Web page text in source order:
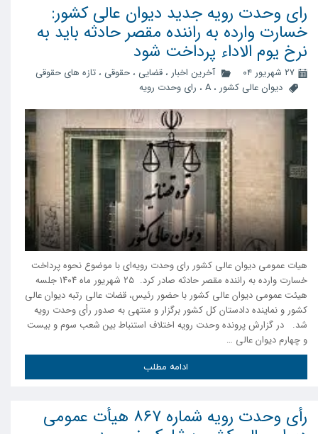
رای وحدت رویه جدید دیوان عالی کشور:
خسارت وارده به راننده مقصر حادثه باید به
نرخ یوم الاداء پرداخت شود
۲۷ شهریور ۰۴ آخرین اخبار ، قضایی ، حقوقی ، تازه های حقوقی
دیوان عالی کشور ، A ، رای وحدت رویه
هیات عمومی دیوان عالی کشور رای وحدت رویه‌ای با موضوع نحوه پرداخت
خسارت وارده به راننده مقصر حادثه صادر کرد. ۲۵ شهریور ماه ۱۴۰۴ جلسه
هیئت عمومی دیوان عالی کشور با حضور رئیس، قضات عالی رتبه دیوان عالی
کشور و نماینده دادستان کل کشور برگزار و منتهی به صدور رأی وحدت رویه
شد. در گزارش پرونده وحدت رویه اختلاف استنباط بین شعب سوم و بیست
و چهارم دیوان عالی …
ادامه مطلب
رأی وحدت رویه شماره ۸۶۷ هیأت عمومی